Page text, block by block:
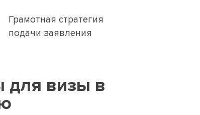
Грамотная стратегия
подачи заявления
для визы в